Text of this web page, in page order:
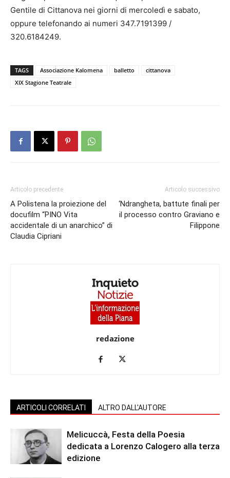
Gentile di Cittanova nei giorni di mercoledì e sabato,
oppure telefonando ai numeri 347.7191399 /
320.6184249.
TAGS Associazione Kalomena balletto
cittanova
XIX Stagione Teatrale
Articolo precedente
A Polistena la proiezione del
docufilm “PINO Vita
accidentale di un anarchico” di
Claudia Cipriani
Articolo successivo
‘Ndrangheta, battute finali per
il processo contro Graviano e
Filippone
redazione
ARTICOLI CORRELATI ALTRO DALL'AUTORE
Melicuccà, Festa della Poesia
dedicata a Lorenzo Calogero alla terza
edizione